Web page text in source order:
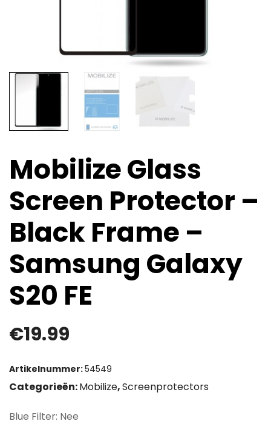
Mobilize Glass
Screen Protector –
Black Frame –
Samsung Galaxy
S20 FE
€19.99
Artikelnummer:54549
Categorieën:Mobilize,Screenprotectors
Blue Filter: Nee